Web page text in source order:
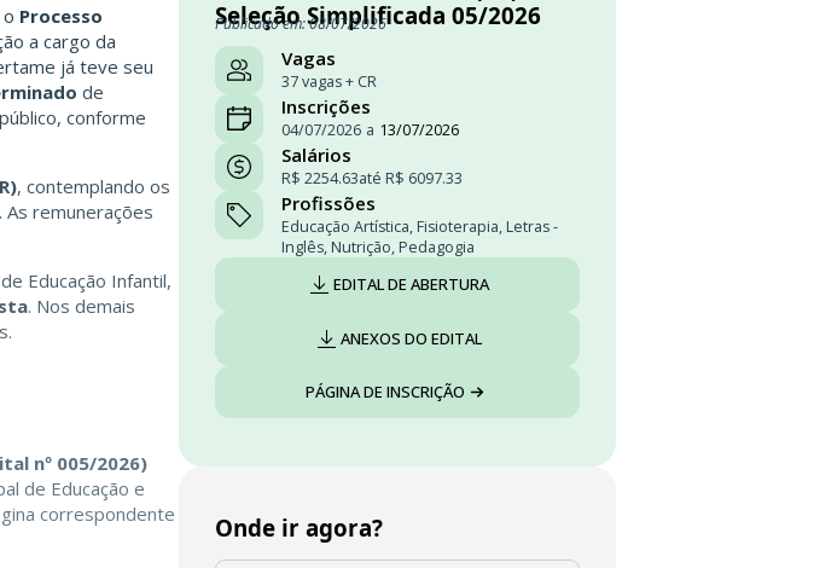
Processo
a cargo da
já teve seu
de
conforme
, contemplando os
. As remunerações
Educação Infantil,
. Nos demais
nº 005/2026)
de Educação e
correspondente
Seleção Simplificada 05/2026
Publicado em: 08/07/2026
Vagas
37 vagas + CR
Inscrições
04/07/2026 a 13/07/2026
Salários
R$ 2254.63até R$ 6097.33
Profissões
Educação Artística, Fisioterapia, Letras -
Inglês, Nutrição, Pedagogia
EDITAL DE ABERTURA
ANEXOS DO EDITAL
PÁGINA DE INSCRIÇÃO
Onde ir agora?